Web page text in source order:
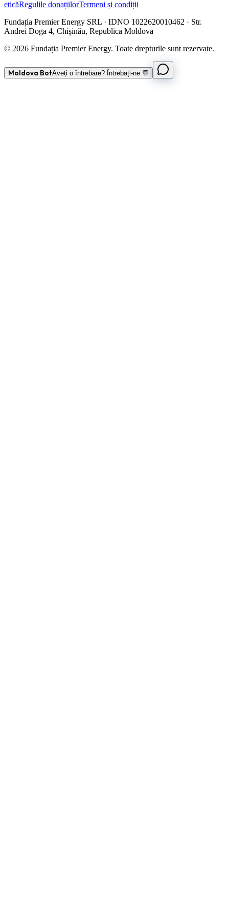
eticăRegulile donațiilorTermeni și condiții
Fundația Premier Energy SRL · IDNO 1022620010462 · Str.
Andrei Doga 4, Chișinău, Republica Moldova
© 2026 Fundația Premier Energy. Toate drepturile sunt rezervate.
Moldova BotAveți o întrebare? Întrebați-ne 💬